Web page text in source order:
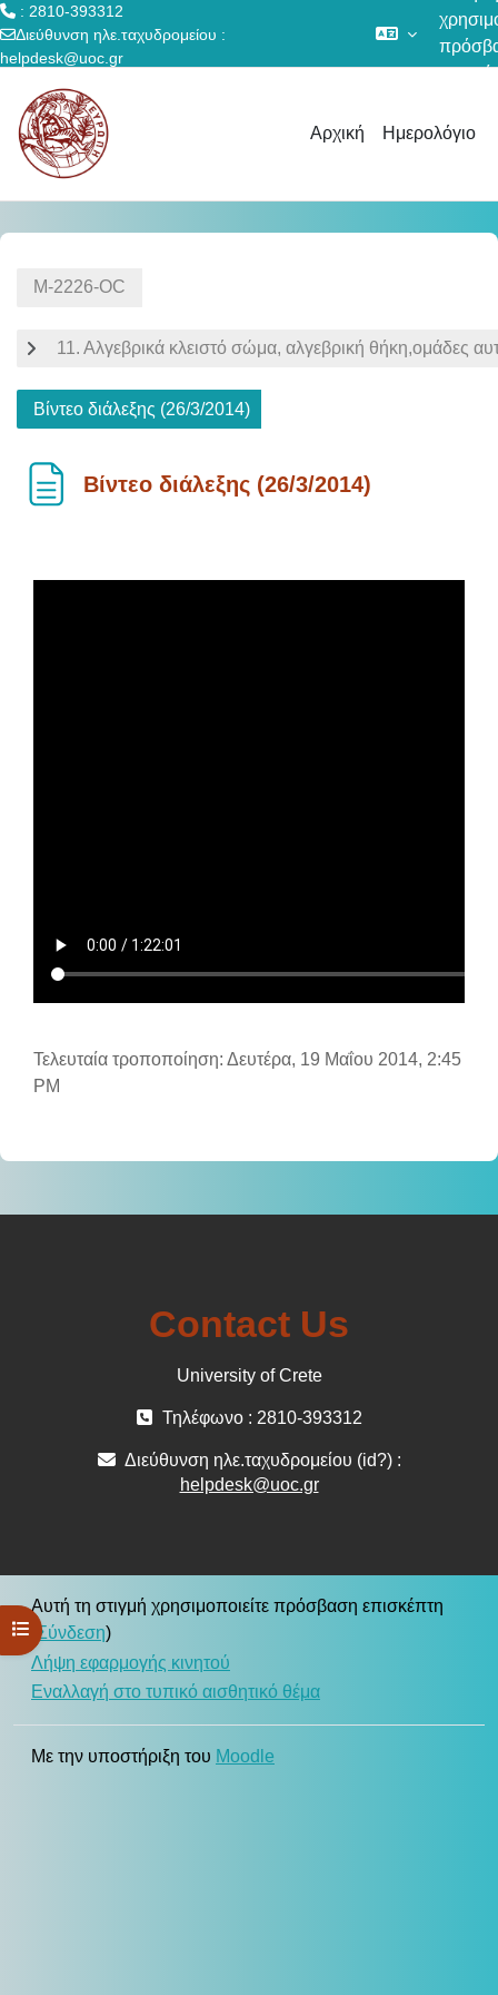
: 2810-393312
Διεύθυνση ηλε.ταχυδρομείου :
helpdesk@uoc.gr
Αρχική Ημερολόγιο
Άνοιγμα ευρετηρίου μαθήματος
Μ-2226-OC
11. Αλγεβρικά κλειστό σώμα, αλγεβρική θήκη,ομάδες
Βίντεο διάλεξης (26/3/2014)
Βίντεο διάλεξης (26/3/2014)
Τελευταία τροποποίηση: Δευτέρα, 19 Μαΐου 2014, 2:45
PM
Contact Us
University of Crete
Τηλέφωνο : 2810-393312
Διεύθυνση ηλε.ταχυδρομείου (id?) :
helpdesk@uoc.gr
Αυτή τη στιγμή χρησιμοποιείτε πρόσβαση επισκέπτη
Σύνδεση)
Λήψη εφαρμογής κινητού
Εναλλαγή στο τυπικό αισθητικό θέμα
Με την υποστήριξη του Moodle